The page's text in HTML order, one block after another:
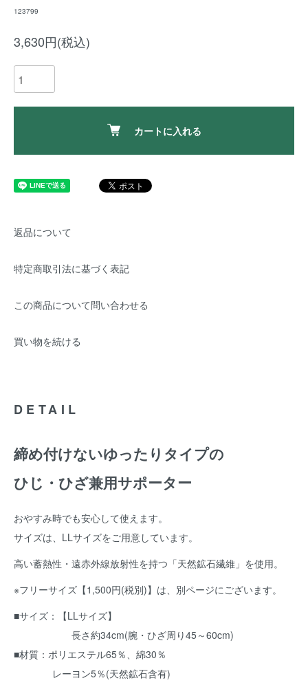
123799
3,630円(税込)
カートに入れる
返品について
特定商取引法に基づく表記
この商品について問い合わせる
買い物を続ける
DETAIL
締め付けないゆったりタイプの
ひじ・ひざ兼用サポーター
おやすみ時でも安心して使えます。
サイズは、LLサイズをご用意しています。
高い蓄熱性・遠赤外線放射性を持つ「天然鉱石繊維」を使用。
※フリーサイズ【1,500円(税別)】は、別ページにございます。
■サイズ：【LLサイズ】
長さ約34cm(腕・ひざ周り45～60cm)
■材質：ポリエステル65％、綿30％
レーヨン5％(天然鉱石含有)